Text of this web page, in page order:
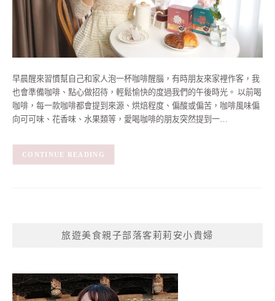
早晨醒來習慣幫自己和家人泡一杯咖啡醒腦，有時朋友來家裡作客，我
也會準備咖啡、點心做招待，輕鬆愉快的度過我們的午後時光。 以前喝
咖啡，每一款咖啡都會提到來源、烘焙程度、偏酸或偏苦，咖啡風味偏
向可可味、花香味、水果類等，愛喝咖啡的朋友突然提到一…
CONTINUE READING
旅遊美食親子部落客莉莉安小貴婦